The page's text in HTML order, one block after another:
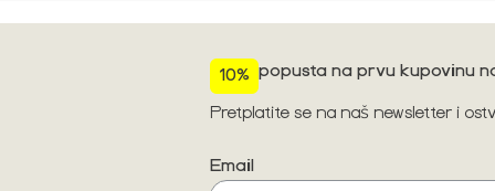
10% popusta na prvu kupovinu
Pretplatite se na naš newsletter i
Email